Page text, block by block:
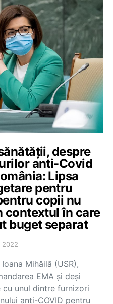
despre
anti-Covid
Lipsa
pentru
copii nu
contextul în care
buget separat
2022
Mihăilă (USR),
EMA şi deşi
unul dintre furnizori
anti-COVID pentru